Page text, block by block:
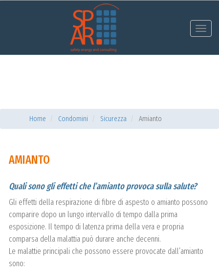
Home Condomini Sicurezza Amianto
AMIANTO
Quali sono gli effetti che l’amianto provoca sulla salute?
Gli effetti della respirazione di fibre di aspesto o amianto possono
comparire dopo un lungo intervallo di tempo dalla prima
esposizione. Il tempo di latenza prima della vera e propria
comparsa della malattia può durare anche decenni.
Le malattie principali che possono essere provocate dall’amianto
sono: